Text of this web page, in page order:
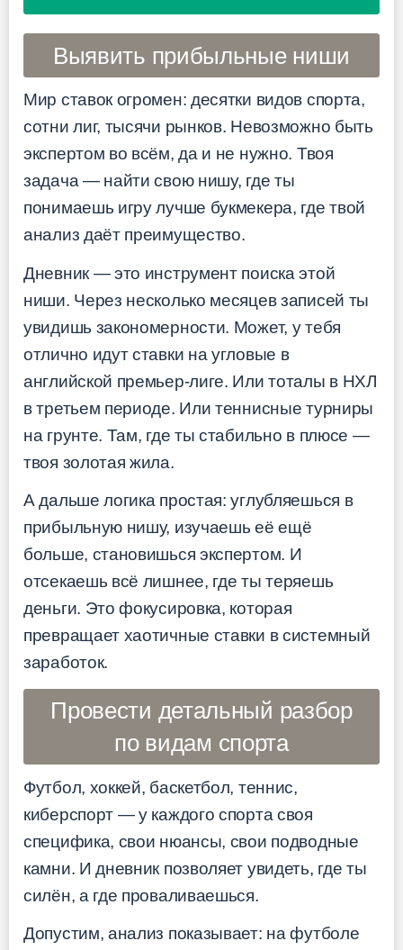
Выявить прибыльные ниши
Мир ставок огромен: десятки видов спорта,
сотни лиг, тысячи рынков. Невозможно быть
экспертом во всём, да и не нужно. Твоя
задача — найти свою нишу, где ты
понимаешь игру лучше букмекера, где твой
анализ даёт преимущество.
Дневник — это инструмент поиска этой
ниши. Через несколько месяцев записей ты
увидишь закономерности. Может, у тебя
отлично идут ставки на угловые в
английской премьер-лиге. Или тоталы в НХЛ
в третьем периоде. Или теннисные турниры
на грунте. Там, где ты стабильно в плюсе —
твоя золотая жила.
А дальше логика простая: углубляешься в
прибыльную нишу, изучаешь её ещё
больше, становишься экспертом. И
отсекаешь всё лишнее, где ты теряешь
деньги. Это фокусировка, которая
превращает хаотичные ставки в системный
заработок.
Провести детальный разбор
по видам спорта
Футбол, хоккей, баскетбол, теннис,
киберспорт — у каждого спорта своя
специфика, свои нюансы, свои подводные
камни. И дневник позволяет увидеть, где ты
силён, а где проваливаешься.
Допустим, анализ показывает: на футболе